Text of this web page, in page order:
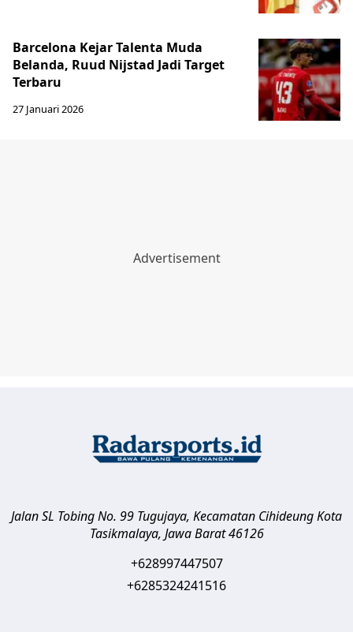
Barcelona Kejar Talenta Muda
Belanda, Ruud Nijstad Jadi Target
Terbaru
27 Januari 2026
Jalan SL Tobing No. 99 Tugujaya, Kecamatan CihideungKota
Tasikmalaya, Jawa Barat 46126
+628997447507
+6285324241516